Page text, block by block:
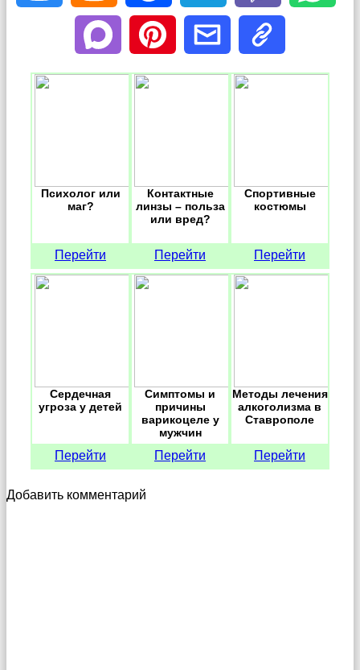
Психолог или
маг?
Перейти
Контактные
линзы – польза
или вред?
Перейти
Cпортивные
костюмы
Перейти
Сердечная
угроза у детей
Перейти
Симптомы и
причины
варикоцеле у
мужчин
Перейти
Методы лечения
алкоголизма в
Ставрополе
Перейти
Добавить комментарий